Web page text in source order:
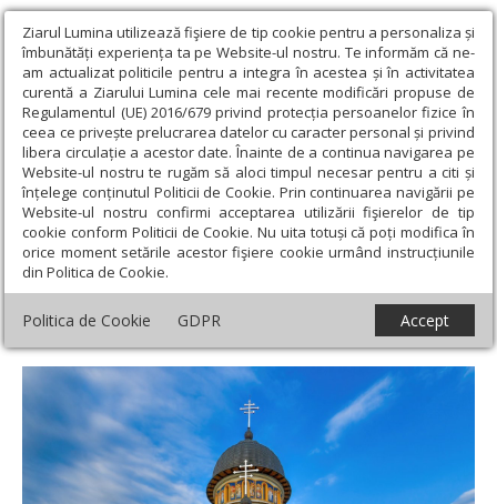
Ziarul Lumina utilizează fişiere de tip cookie pentru a personaliza și
îmbunătăți experiența ta pe Website-ul nostru. Te informăm că ne-
am actualizat politicile pentru a integra în acestea și în activitatea
curentă a Ziarului Lumina cele mai recente modificări propuse de
Regulamentul (UE) 2016/679 privind protecția persoanelor fizice în
ceea ce privește prelucrarea datelor cu caracter personal și privind
libera circulație a acestor date. Înainte de a continua navigarea pe
Website-ul nostru te rugăm să aloci timpul necesar pentru a citi și
înțelege conținutul Politicii de Cookie. Prin continuarea navigării pe
Website-ul nostru confirmi acceptarea utilizării fişierelor de tip
cookie conform Politicii de Cookie. Nu uita totuși că poți modifica în
orice moment setările acestor fişiere cookie urmând instrucțiunile
din Politica de Cookie.
Politica de Cookie GDPR Accept
Ziarul Lumina › Societate › Reportaj › Sclipirile Luminii:
Mănăstirea „Sfântul Ioan Iacob Hozevitul” din Ţara Loviştei, judeţul
Vâlcea
Sclipirile Luminii: Mănăstirea „Sfântul Ioan
Iacob Hozevitul” din Ţara Loviştei, judeţul
Vâlcea